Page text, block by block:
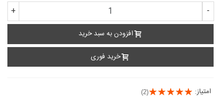
-
+
افزودن به سبد خرید
خرید فوری
امتیاز: (2)